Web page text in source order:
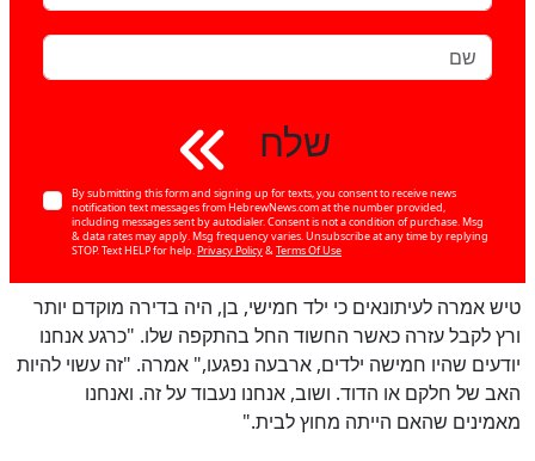
שלח
By submitting this form and signing up for texts, you consent to receive news
notification text messages from HebrewNews.com at the number provided,
including messages sent by autodialer. Consent is not a condition of purchase. Msg
& data rates may apply. Msg frequency varies. Unsubscribe at any time by replying
STOP. Text HELP for help.Privacy Policy&Terms Of Use
טיש אמרה לעיתונאים כי ילד חמישי, בן, היה בדירה מוקדם יותר
ורץ לקבל עזרה כאשר החשוד החל בהתקפה שלו. "כרגע אנחנו
יודעים שהיו חמישה ילדים, ארבעה נפגעו," אמרה. "זה עשוי להיות
האב של חלקם או הדוד. ושוב, אנחנו נעבוד על זה. ואנחנו
מאמינים שהאם הייתה מחוץ לבית."